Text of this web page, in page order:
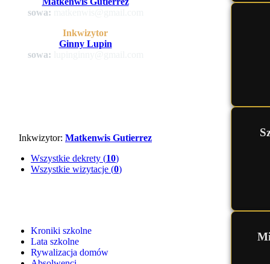
sowa:
Inkwizytor
Ginny Lupin
sowa:
Inkwizytor: Matkenwis Gutierrez
Wszystkie dekrety (10)
Wszystkie wizytacje (0)
Kroniki szkolne
Lata szkolne
Rywalizacja domów